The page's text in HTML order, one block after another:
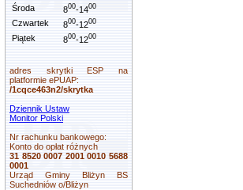
Środa 800-1400
Czwartek 800-1200
Piątek 800-1200
adres skrytki ESP na
platformie ePUAP:
/1cqce463n2/skrytka
Dziennik Ustaw
Monitor Polski
Nr rachunku bankowego:
Konto do opłat różnych
31 8520 0007 2001 0010 5688
0001
Urząd Gminy Bliżyn BS
Suchedniów o/Bliżyn